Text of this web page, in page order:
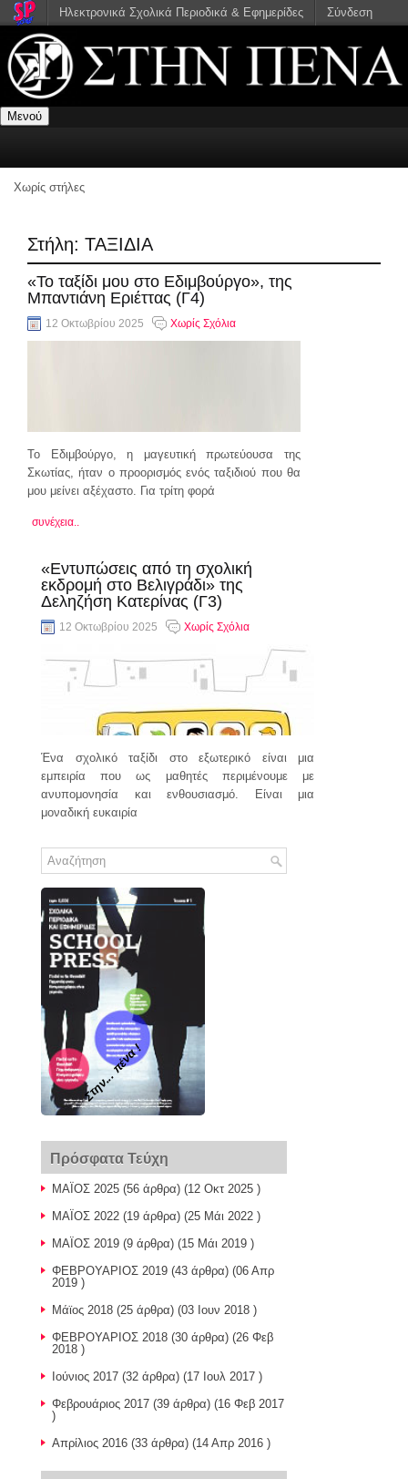
Μενού
Χωρίς στήλες
Στήλη: ΤΑΞΙΔΙΑ
«Το ταξίδι μου στο Εδιμβούργο», της
Μπαντιάνη Εριέττας (Γ4)
12 Οκτωβρίου 2025 Χωρίς Σχόλια
Το Εδιμβούργο, η μαγευτική πρωτεύουσα της
Σκωτίας, ήταν ο προορισμός ενός ταξιδιού που θα
μου μείνει αξέχαστο. Για τρίτη φορά
συνέχεια..
«Εντυπώσεις από τη σχολική
εκδρομή στο Βελιγράδι» της
Δεληζήση Κατερίνας (Γ3)
12 Οκτωβρίου 2025 Χωρίς Σχόλια
Ένα σχολικό ταξίδι στο εξωτερικό είναι μια
εμπειρία που ως μαθητές περιμένουμε με
ανυπομονησία και ενθουσιασμό. Είναι μια
μοναδική ευκαιρία
Στην... πένα !
Πρόσφατα Τεύχη
ΜΑΪΟΣ 2025 (56 άρθρα) (12 Οκτ 2025 )
ΜΑΪΟΣ 2022 (19 άρθρα) (25 Μάι 2022 )
ΜΑΪΟΣ 2019 (9 άρθρα) (15 Μάι 2019 )
ΦΕΒΡΟΥΑΡΙΟΣ 2019 (43 άρθρα) (06 Απρ
2019 )
Μάϊος 2018 (25 άρθρα) (03 Ιουν 2018 )
ΦΕΒΡΟΥΑΡΙΟΣ 2018 (30 άρθρα) (26 Φεβ
2018 )
Ιούνιος 2017 (32 άρθρα) (17 Ιουλ 2017 )
Φεβρουάριος 2017 (39 άρθρα) (16 Φεβ 2017
)
Απρίλιος 2016 (33 άρθρα) (14 Απρ 2016 )
Ηλεκτρονικά Σχολικά Περιοδικά & Εφημερίδες Σύνδεση